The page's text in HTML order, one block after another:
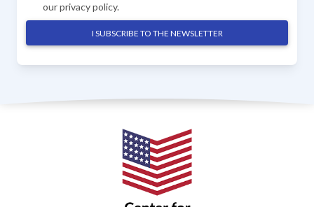
ourprivacy policy.
I SUBSCRIBE TO THE NEWSLETTER